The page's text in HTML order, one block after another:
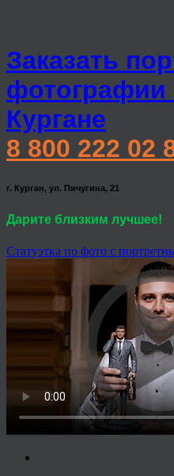
Заказать
фотографии
Кургане
8 800 222 02
г. Курган, ул. Пичугина, 21
Дарите близким лучшее!
Статуэтка по фото с